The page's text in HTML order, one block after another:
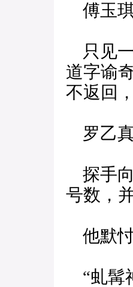
傅玉琪
只见
道字谕
不返回
罗乙
探手
号数，
他默
“虬髯